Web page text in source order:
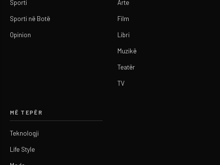
Sporti
Sporti në Botë
Opinion
Arte
Film
Libri
Muzikë
Teatër
TV
MË TEPËR
Teknologji
Life Style